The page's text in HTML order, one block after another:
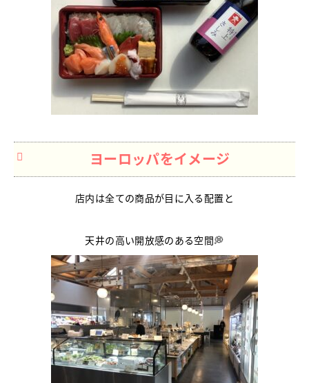
ヨーロッパをイメージ
店内は全ての商品が目に入る配置と
天井の高い開放感のある空間💭